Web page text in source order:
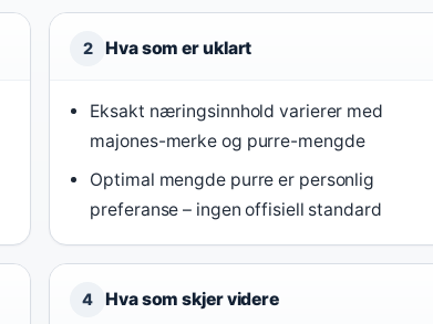
2 Hva som er uklart
Eksakt næringsinnhold varierer med
majones-merke og purre-mengde
Optimal mengde purre er personlig
preferanse – ingen offisiell standard
4 Hva som skjer videre